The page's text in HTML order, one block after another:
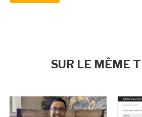
SUR LE MÊME